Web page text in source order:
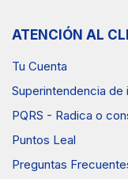
ATENCIÓN AL
Tu Cuenta
Superintendencia
PQRS - Radica o
Puntos Leal
Preguntas